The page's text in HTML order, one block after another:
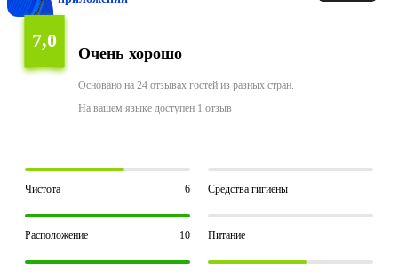
7,0
Очень хорошо
Основано на 24 отзывах гостей из разных стран.
На вашем языке доступен 1 отзыв
Чистота 6 Средства гигиены
Расположение 10 Питание